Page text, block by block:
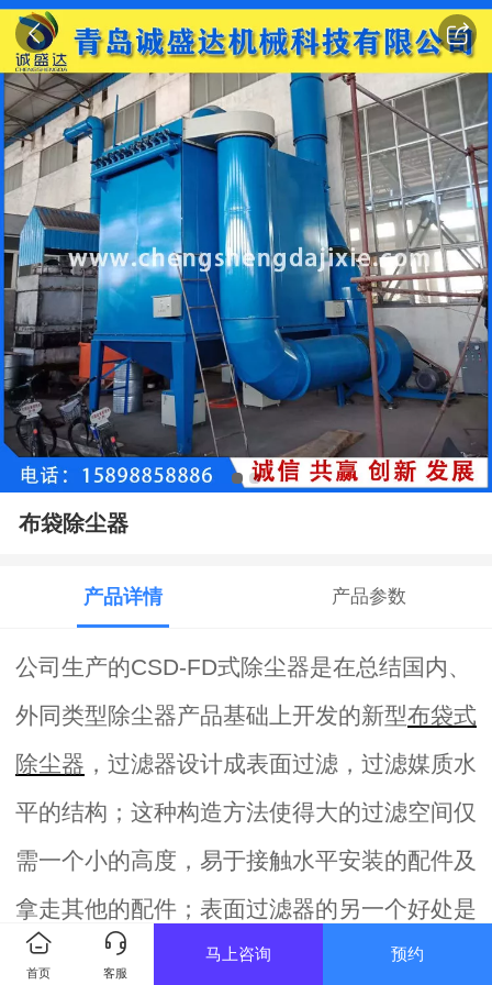
布袋除尘器
产品详情 产品参数
公司生产的CSD-FD式除尘器是在总结国内、
外同类型除尘器产品基础上开发的新型布袋式
除尘器 ，过滤器设计成表面过滤，过滤媒质水
平的结构；这种构造方法使得大的过滤空间仅
需一个小的高度，易于接触水平安装的配件及
拿走其他的配件；表面过滤器的另一个好处是
其多种清洁功能，根据过滤介质而调整，其过
首页 客服
马上咨询 预约